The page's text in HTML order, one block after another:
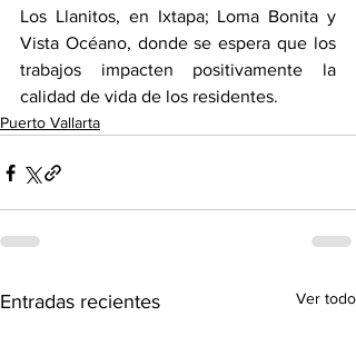
Los Llanitos, en Ixtapa; Loma Bonita y
Vista Océano, donde se espera que los
trabajos impacten positivamente la
calidad de vida de los residentes.
Puerto Vallarta
Entradas recientes Ver todo